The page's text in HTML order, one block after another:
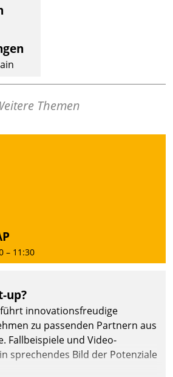
von
Themen
– 11:30
up?
innovationsfreudige
zu passenden Partnern aus
Fallbeispiele und Video-
sprechendes Bild der Potenziale